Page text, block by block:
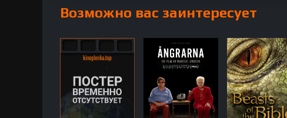
Возможно вас заинтересует